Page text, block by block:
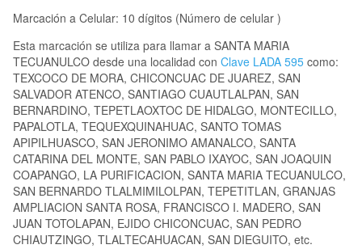
Marcación a Celular: 10 dígitos (Número de celular )
Esta marcación se utiliza para llamar a SANTA MARIA
TECUANULCO desde una localidad con Clave LADA 595 como:
TEXCOCO DE MORA, CHICONCUAC DE JUAREZ, SAN
SALVADOR ATENCO, SANTIAGO CUAUTLALPAN, SAN
BERNARDINO, TEPETLAOXTOC DE HIDALGO, MONTECILLO,
PAPALOTLA, TEQUEXQUINAHUAC, SANTO TOMAS
APIPILHUASCO, SAN JERONIMO AMANALCO, SANTA
CATARINA DEL MONTE, SAN PABLO IXAYOC, SAN JOAQUIN
COAPANGO, LA PURIFICACION, SANTA MARIA TECUANULCO,
SAN BERNARDO TLALMIMILOLPAN, TEPETITLAN, GRANJAS
AMPLIACION SANTA ROSA, FRANCISCO I. MADERO, SAN
JUAN TOTOLAPAN, EJIDO CHICONCUAC, SAN PEDRO
CHIAUTZINGO, TLALTECAHUACAN, SAN DIEGUITO, etc.